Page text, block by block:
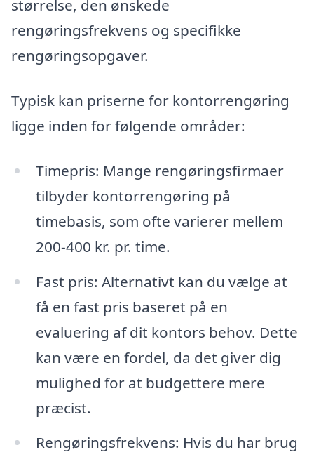
størrelse, den ønskede
rengøringsfrekvens og specifikke
rengøringsopgaver.
Typisk kan priserne for kontorrengøring
ligge inden for følgende områder:
Timepris: Mange rengøringsfirmaer
tilbyder kontorrengøring på
timebasis, som ofte varierer mellem
200-400 kr. pr. time.
Fast pris: Alternativt kan du vælge at
få en fast pris baseret på en
evaluering af dit kontors behov. Dette
kan være en fordel, da det giver dig
mulighed for at budgettere mere
præcist.
Rengøringsfrekvens: Hvis du har brug